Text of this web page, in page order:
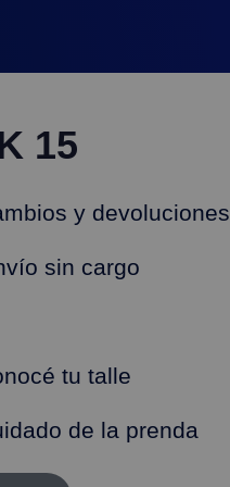
15
y devoluciones
sin cargo
tu talle
de la prenda